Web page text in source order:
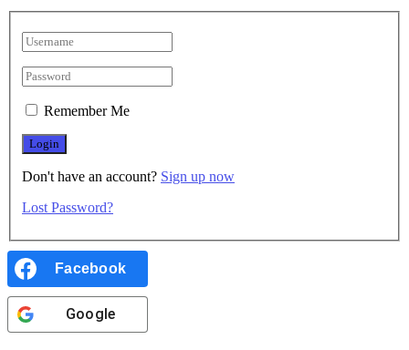
Remember Me
Don't have an account? Sign up now
Lost Password?
Facebook
Google